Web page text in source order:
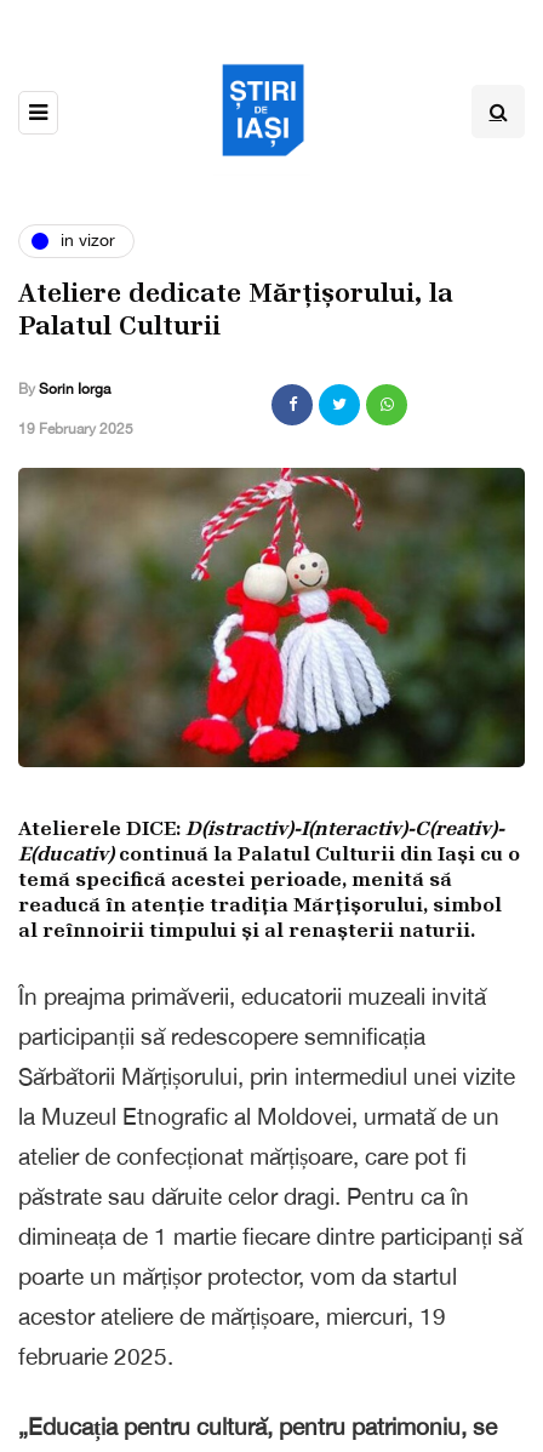
in vizor
Ateliere dedicate Mărțișorului, la
Palatul Culturii
By Sorin Iorga
,19 February 2025
Atelierele DICE:D(istractiv)-I(nteractiv)-C(reativ)-
E(ducativ)continuă la Palatul Culturii din Iași cu o
temă specifică acestei perioade, menită să
readucă în atenție tradiția Mărțișorului, simbol
al reînnoirii timpului și al renașterii naturii.
În preajma primăverii, educatorii muzeali invită
participanții să redescopere semnificația
Sărbătorii Mărțișorului, prin intermediul unei vizite
la Muzeul Etnografic al Moldovei, urmată de un
atelier de confecționat mărțișoare, care pot fi
păstrate sau dăruite celor dragi. Pentru ca în
dimineața de 1 martie fiecare dintre participanți să
poarte un mărțișor protector, vom da startul
acestor ateliere de mărțișoare, miercuri, 19
februarie 2025.
„Educația pentru cultură, pentru patrimoniu, se